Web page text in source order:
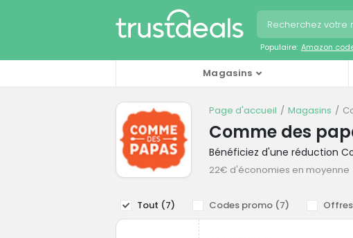
Populaire: Amazon
Magasins
Page d'accueil Magasins
Comme des
Bénéficiez d'une réduction
22€ d'économies en moyenne
Tout (7) Codes promo (7)